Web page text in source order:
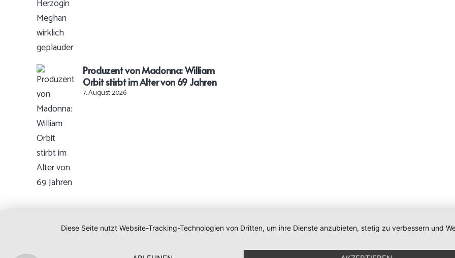
Produzent von Madonna: William
Orbit stirbt im Alter von 69 Jahren
7. August 2026
Impressum|Datenschutz|Newsletter|Cookie-Einstellungen
Diese Seite nutzt Website-Tracking-Technologien von Dritten, um ihre Dienste anzubieten, stetig zu verbessern und